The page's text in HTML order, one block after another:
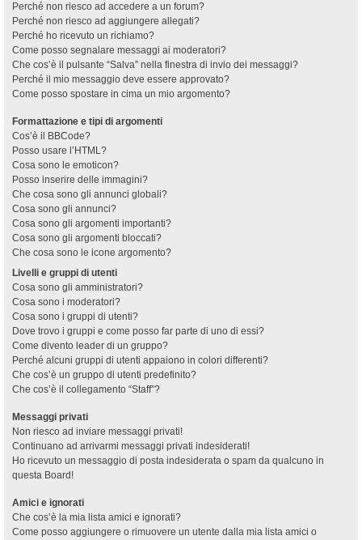
Perché non riesco ad accedere a un forum?
Perché non riesco ad aggiungere allegati?
Perché ho ricevuto un richiamo?
Come posso segnalare messaggi ai moderatori?
Che cos’è il pulsante “Salva” nella finestra di invio dei messaggi?
Perché il mio messaggio deve essere approvato?
Come posso spostare in cima un mio argomento?
Formattazione e tipi di argomenti
Cos’è il BBCode?
Posso usare l’HTML?
Cosa sono le emoticon?
Posso inserire delle immagini?
Che cosa sono gli annunci globali?
Cosa sono gli annunci?
Cosa sono gli argomenti importanti?
Cosa sono gli argomenti bloccati?
Che cosa sono le icone argomento?
Livelli e gruppi di utenti
Cosa sono gli amministratori?
Cosa sono i moderatori?
Cosa sono i gruppi di utenti?
Dove trovo i gruppi e come posso far parte di uno di essi?
Come divento leader di un gruppo?
Perché alcuni gruppi di utenti appaiono in colori differenti?
Che cos’è un gruppo di utenti predefinito?
Che cos’è il collegamento “Staff”?
Messaggi privati
Non riesco ad inviare messaggi privati!
Continuano ad arrivarmi messaggi privati indesiderati!
Ho ricevuto un messaggio di posta indesiderata o spam da qualcuno in
questa Board!
Amici e ignorati
Che cos’è la mia lista amici e ignorati?
Come posso aggiungere o rimuovere un utente dalla mia lista amici o